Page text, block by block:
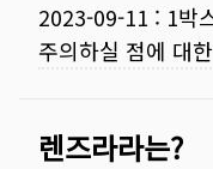
2023-09-11 : 1박
주의하실 점에 대
렌즈라라는?